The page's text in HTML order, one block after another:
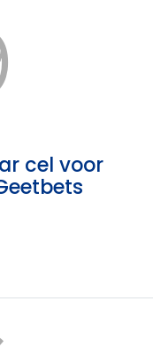
cel voor